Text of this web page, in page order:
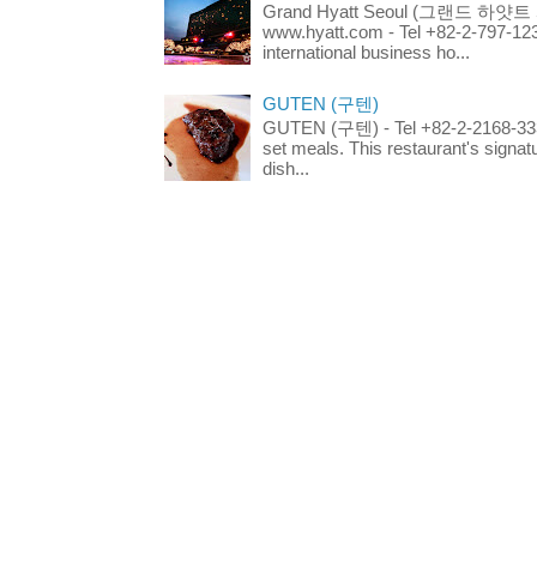
Grand Hyatt Seoul (그랜드 하얏트
www.hyatt.com - Tel +82-2-797-
international business ho...
GUTEN (구텐)
GUTEN (구텐) - Tel +82-2-2168-
set meals. This restaurant's
dish...